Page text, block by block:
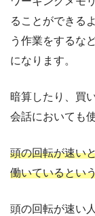
ることができる
う作業をするな
になります。
暗算したり、買
会話においても
頭の回転が速い
働いているとい
頭の回転が速い